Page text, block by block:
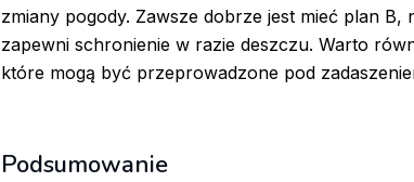
zmiany pogody. Zawsze dobrze jest mieć plan
zapewni schronienie w razie deszczu. Warto
które mogą być przeprowadzone pod
Podsumowanie